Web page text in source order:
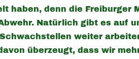
haben, denn die Freiburger
Natürlich gibt es auf
weiter
überzeugt, dass wir